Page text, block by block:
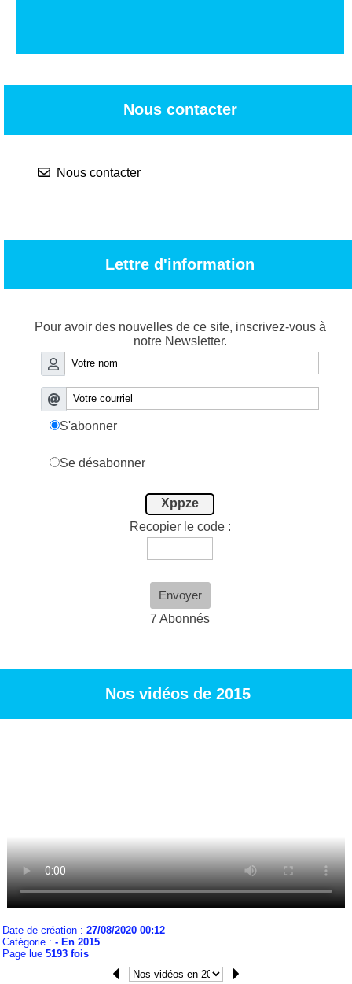
Nous contacter
Nous contacter
Lettre d'information
Pour avoir des nouvelles de ce site, inscrivez-vous à
notre Newsletter.
S'abonner
Se désabonner
Xppze
Recopier le code :
Envoyer
7 Abonnés
Nos vidéos de 2015
Date de création :27/08/2020 00:12
Catégorie :- En 2015
Page lue5193 fois